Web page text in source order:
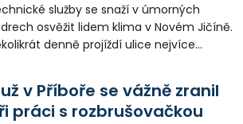
služby se snaží v úmorných
osvěžit lidem klima v Novém Jičíně.
denně projíždí ulice nejvíce
v Příboře se vážně zranil
práci s rozbrušovačkou